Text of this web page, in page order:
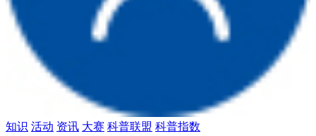
知识 活动 资讯 大赛 科普联盟 科普指数